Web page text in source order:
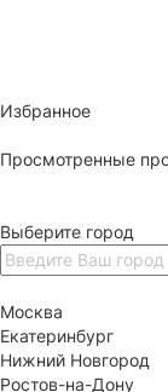
Избранное
Просмотренные
Выберите город
Москва
Екатеринбург
Нижний Новгород
Ростов-на-Дону